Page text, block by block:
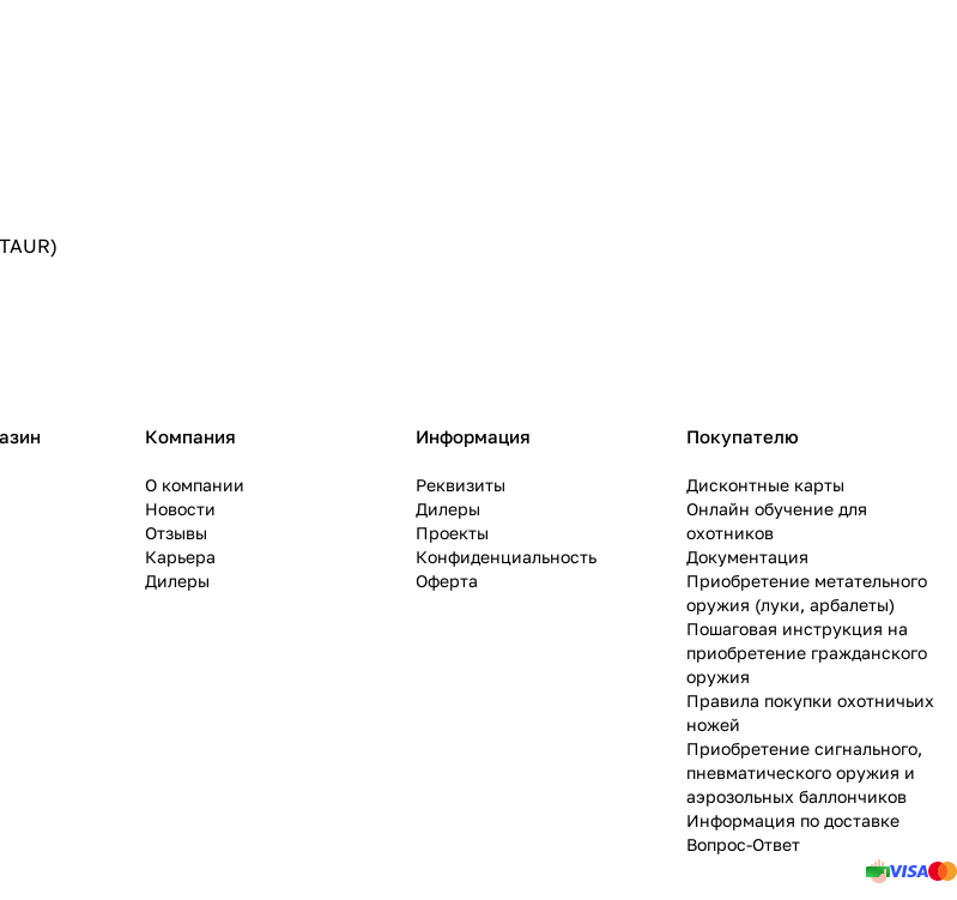
Компания
О компании
Новости
Отзывы
Карьера
Дилеры
Информация
Реквизиты
Дилеры
Проекты
Конфиденциальность
Оферта
Покупателю
Дисконтные карты
Онлайн обучение для
охотников
Документация
Приобретение метательного
оружия (луки, арбалеты)
Пошаговая инструкция на
приобретение гражданского
оружия
Правила покупки охотничьих
ножей
Приобретение сигнального,
пневматического оружия и
аэрозольных баллончиков
Информация по доставке
Вопрос-Ответ